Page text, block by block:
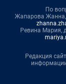
По
Жапарова Жанна,
Ревина Мария,
Редакция